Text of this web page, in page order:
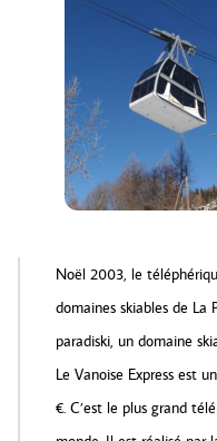
Noël 2003, le
domaines skiables de La
paradiski, un domaine
Le Vanoise Express est
€. C’est le plus grand